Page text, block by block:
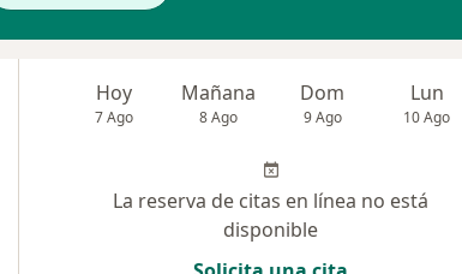
Hoy
7 Ago
Mañana
8 Ago
Dom
9 Ago
Lun
10 Ago
La reserva de citas en línea no está
disponible